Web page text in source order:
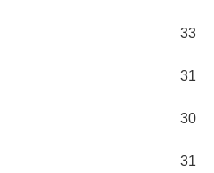
33
31
30
31